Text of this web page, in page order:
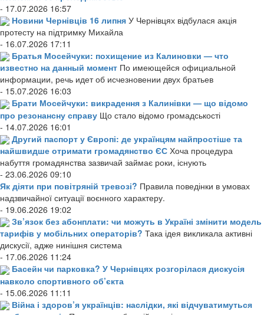
- 17.07.2026 16:57
Новини Чернівців 16 липня У Чернівцях відбулася акція
протесту на підтримку Михайла
- 16.07.2026 17:11
Братья Мосейчуки: похищение из Калиновки — что
известно на данный момент По имеющейся официальной
информации, речь идет об исчезновении двух братьев
- 15.07.2026 16:03
Брати Мосейчуки: викрадення з Калинівки — що відомо
про резонансну справу Що стало відомо громадськості
- 14.07.2026 16:01
Другий паспорт у Європі: де українцям найпростіше та
найшвидше отримати громадянство ЄС Хоча процедура
набуття громадянства зазвичай займає роки, існують
- 23.06.2026 09:10
Як діяти при повітряній тревозі? Правила поведінки в умовах
надзвичайної ситуації воєнного характеру.
- 19.06.2026 19:02
Зв’язок без абонплати: чи можуть в Україні змінити модель
тарифів у мобільних операторів? Така ідея викликала активні
дискусії, адже нинішня система
- 17.06.2026 11:24
Басейн чи парковка? У Чернівцях розгорілася дискусія
навколо спортивного об’єкта
- 15.06.2026 11:11
Війна і здоров’я українців: наслідки, які відчуватимуться